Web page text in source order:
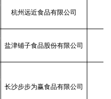
杭州远近食品有限公司
盐津铺子食品股份有限公司
长沙步步为赢食品有限公司